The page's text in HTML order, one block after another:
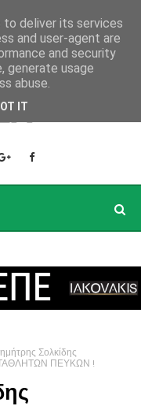
Σολκίδης
ΠΕΥΚΩΝ !
to deliver its services
and user-agent are
and security
generate usage
abuse.
IT